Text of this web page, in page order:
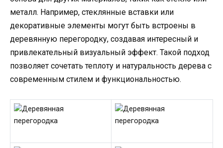
металл. Например, стеклянные вставки или
декоративные элементы могут быть встроены в
деревянную перегородку, создавая интересный и
привлекательный визуальный эффект. Такой подход
позволяет сочетать теплоту и натуральность дерева с
современным стилем и функциональностью.